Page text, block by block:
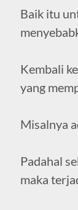
Baik itu
Kembali
yang
Misalnya
Padahal
maka